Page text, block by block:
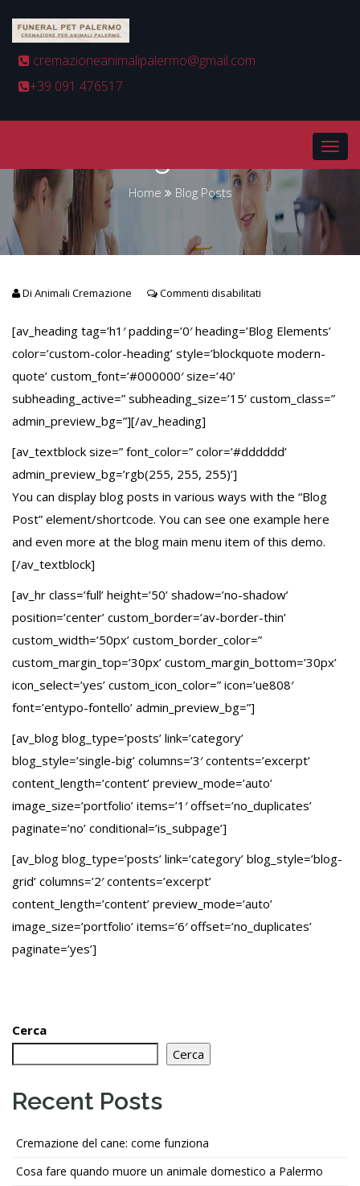
cremazioneanimalipalermo@gmail.com
+39 091 476517
Home Blog Posts
Di Animali Cremazione Commenti disabilitati
[av_heading tag=’h1′ padding=’0′ heading=’Blog Elements’
color=’custom-color-heading’ style=’blockquote modern-
quote’ custom_font=’#000000′ size=’40’
subheading_active=” subheading_size=’15’ custom_class=”
admin_preview_bg=”][/av_heading]
[av_textblock size=” font_color=” color=’#dddddd’
admin_preview_bg=’rgb(255, 255, 255)’]
You can display blog posts in various ways with the “Blog
Post” element/shortcode. You can see one example here
and even more at the blog main menu item of this demo.
[/av_textblock]
[av_hr class=’full’ height=’50’ shadow=’no-shadow’
position=’center’ custom_border=’av-border-thin’
custom_width=’50px’ custom_border_color=”
custom_margin_top=’30px’ custom_margin_bottom=’30px’
icon_select=’yes’ custom_icon_color=” icon=’ue808′
font=’entypo-fontello’ admin_preview_bg=”]
[av_blog blog_type=’posts’ link=’category’
blog_style=’single-big’ columns=’3′ contents=’excerpt’
content_length=’content’ preview_mode=’auto’
image_size=’portfolio’ items=’1′ offset=’no_duplicates’
paginate=’no’ conditional=’is_subpage’]
[av_blog blog_type=’posts’ link=’category’ blog_style=’blog-
grid’ columns=’2′ contents=’excerpt’
content_length=’content’ preview_mode=’auto’
image_size=’portfolio’ items=’6′ offset=’no_duplicates’
paginate=’yes’]
Cerca
Cerca
Recent Posts
Cremazione del cane: come funziona
Cosa fare quando muore un animale domestico a Palermo